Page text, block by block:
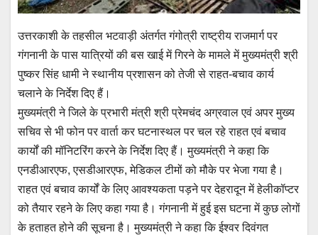
उत्तरकाशी के तहसील भटवाड़ी अंतर्गत गंगोत्री राष्ट्रीय राजमार्ग पर
गंगनानी के पास यात्रियों की बस खाई में गिरने के मामले में मुख्यमंत्री श्री
पुष्कर सिंह धामी ने स्थानीय प्रशासन को तेजी से राहत-बचाव कार्य
चलाने के निर्देश दिए हैं।
मुख्यमंत्री ने जिले के प्रभारी मंत्री श्री प्रेमचंद अग्रवाल एवं अपर मुख्य
सचिव से भी फोन पर वार्ता कर घटनास्थल पर चल रहे राहत एवं बचाव
कार्यों की मॉनिटरिंग करने के निर्देश दिए हैं। मुख्यमंत्री ने कहा कि
एनडीआरएफ, एसडीआरएफ, मेडिकल टीमों को मौके पर भेजा गया है।
राहत एवं बचाव कार्यों के लिए आवश्यकता पड़ने पर देहरादून में हेलीकॉप्टर
को तैयार रहने के लिए कहा गया है। गंगनानी में हुई इस घटना में कुछ लोगों
के हताहत होने की सूचना है। मुख्यमंत्री ने कहा कि ईश्वर दिवंगत